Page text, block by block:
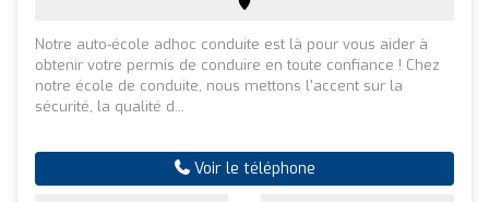
Notre auto-école adhoc conduite est là pour vous aider à
obtenir votre permis de conduire en toute confiance ! Chez
notre école de conduite, nous mettons l'accent sur la
sécurité, la qualité d...
Voir le téléphone